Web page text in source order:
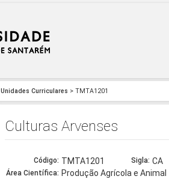
Unidades Curriculares > TMTA1201
Culturas Arvenses
Código: TMTA1201 Sigla: CA
Área Científica: Produção Agrícola e Animal